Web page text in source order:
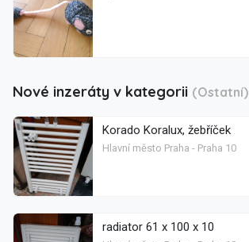
Nové inzeráty v kategorii (Ostatní)
Korado Koralux, žebříček
Hlavní město Praha - Praha 10
radiator 61 x 100 x 10